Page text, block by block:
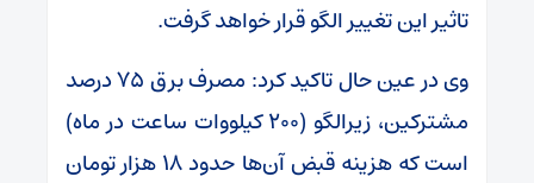
تاثیر این تغییر الگو قرار خواهد گرفت.
وی در عین حال تاکید کرد: مصرف برق ۷۵ درصد
مشترکین، زیرالگو (۲۰۰ کیلووات ساعت در ماه)
است که هزینه قبض آن‌ها حدود ۱۸ هزار تومان